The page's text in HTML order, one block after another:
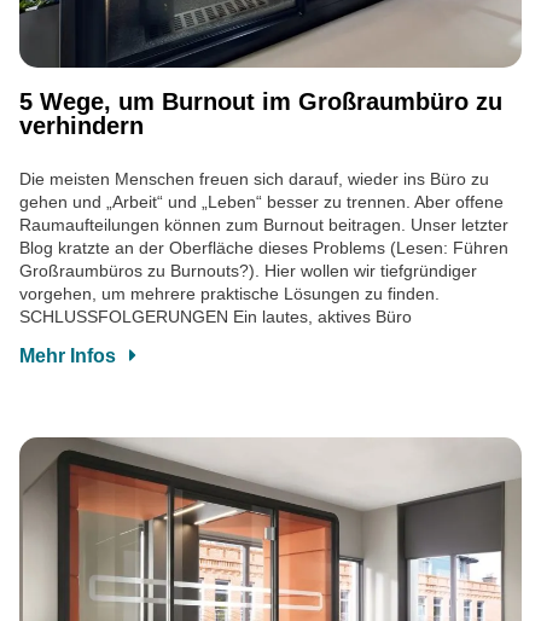
5 Wege, um Burnout im Großraumbüro zu
verhindern
Die meisten Menschen freuen sich darauf, wieder ins Büro zu
gehen und „Arbeit“ und „Leben“ besser zu trennen. Aber offene
Raumaufteilungen können zum Burnout beitragen. Unser letzter
Blog kratzte an der Oberfläche dieses Problems (Lesen: Führen
Großraumbüros zu Burnouts?). Hier wollen wir tiefgründiger
vorgehen, um mehrere praktische Lösungen zu finden.
SCHLUSSFOLGERUNGEN Ein lautes, aktives Büro
Mehr Infos